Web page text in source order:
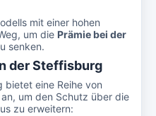
mit einer hohen
um die Prämie bei der
senken.
der Steffisburg
bietet eine Reihe von
um den Schutz über die
zu erweitern: